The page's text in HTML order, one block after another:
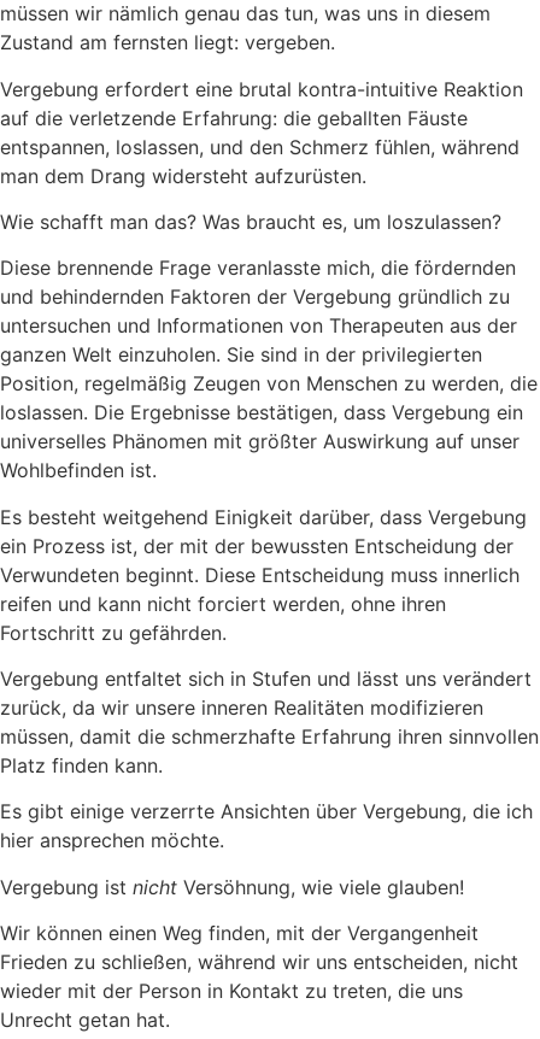
müssen wir nämlich genau das tun, was uns in diesem
Zustand am fernsten liegt: vergeben.
Vergebung erfordert eine brutal kontra-intuitive Reaktion
auf die verletzende Erfahrung: die geballten Fäuste
entspannen, loslassen, und den Schmerz fühlen, während
man dem Drang widersteht aufzurüsten.
Wie schafft man das? Was braucht es, um loszulassen?
Diese brennende Frage veranlasste mich, die fördernden
und behindernden Faktoren der Vergebung gründlich zu
untersuchen und Informationen von Therapeuten aus der
ganzen Welt einzuholen. Sie sind in der privilegierten
Position, regelmäßig Zeugen von Menschen zu werden, die
loslassen. Die Ergebnisse bestätigen, dass Vergebung ein
universelles Phänomen mit größter Auswirkung auf unser
Wohlbefinden ist.
Es besteht weitgehend Einigkeit darüber, dass Vergebung
ein Prozess ist, der mit der bewussten Entscheidung der
Verwundeten beginnt. Diese Entscheidung muss innerlich
reifen und kann nicht forciert werden, ohne ihren
Fortschritt zu gefährden.
Vergebung entfaltet sich in Stufen und lässt uns verändert
zurück, da wir unsere inneren Realitäten modifizieren
müssen, damit die schmerzhafte Erfahrung ihren sinnvollen
Platz finden kann.
Es gibt einige verzerrte Ansichten über Vergebung, die ich
hier ansprechen möchte.
Vergebung ist nicht Versöhnung, wie viele glauben!
Wir können einen Weg finden, mit der Vergangenheit
Frieden zu schließen, während wir uns entscheiden, nicht
wieder mit der Person in Kontakt zu treten, die uns
Unrecht getan hat.